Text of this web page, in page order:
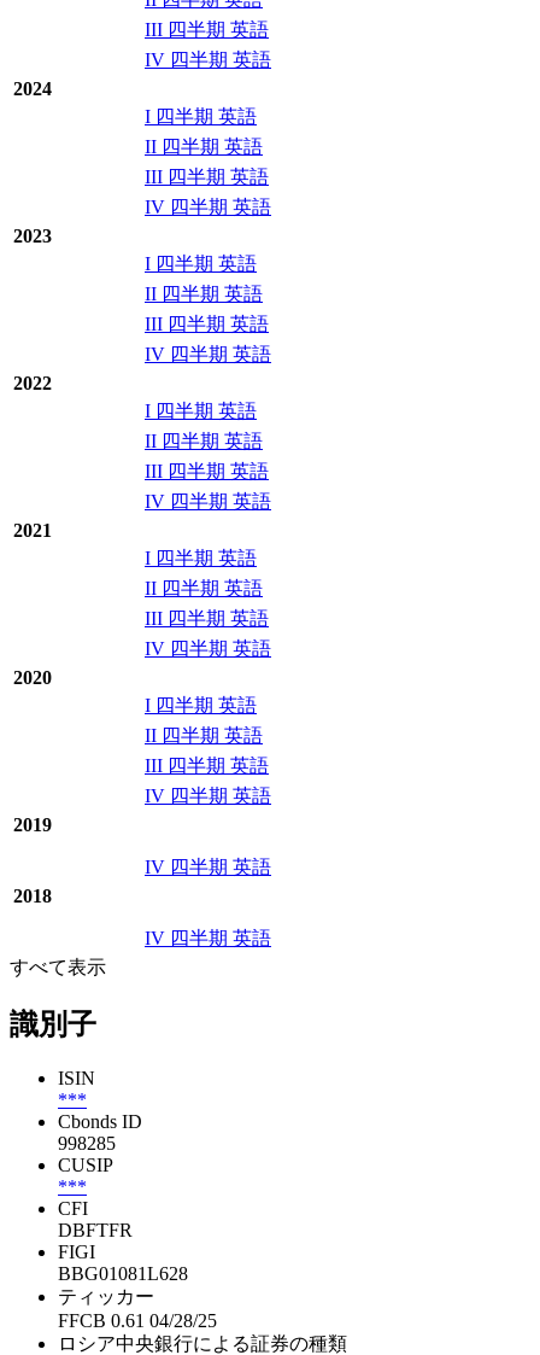
III 四半期 英語
IV 四半期 英語
2024
I 四半期 英語
II 四半期 英語
III 四半期 英語
IV 四半期 英語
2023
I 四半期 英語
II 四半期 英語
III 四半期 英語
IV 四半期 英語
2022
I 四半期 英語
II 四半期 英語
III 四半期 英語
IV 四半期 英語
2021
I 四半期 英語
II 四半期 英語
III 四半期 英語
IV 四半期 英語
2020
I 四半期 英語
II 四半期 英語
III 四半期 英語
IV 四半期 英語
2019
IV 四半期 英語
2018
IV 四半期 英語
すべて表示
識別子
ISIN
***
Cbonds ID
998285
CUSIP
***
CFI
DBFTFR
FIGI
BBG01081L628
ティッカー
FFCB 0.61 04/28/25
ロシア中央銀行による証券の種類